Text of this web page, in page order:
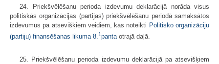
24. Priekšvēlēšanu perioda izdevumu deklarācijā norāda visus
politiskās organizācijas (partijas) priekšvēlēšanu periodā samaksātos
izdevumus pa atsevišķiem veidiem, kas noteikti Politisko organizāciju
(partiju) finansēšanas likuma 8.1pantaotrajā daļā.
25. Priekšvēlēšanu perioda izdevumu deklarācijā pa atsevišķiem